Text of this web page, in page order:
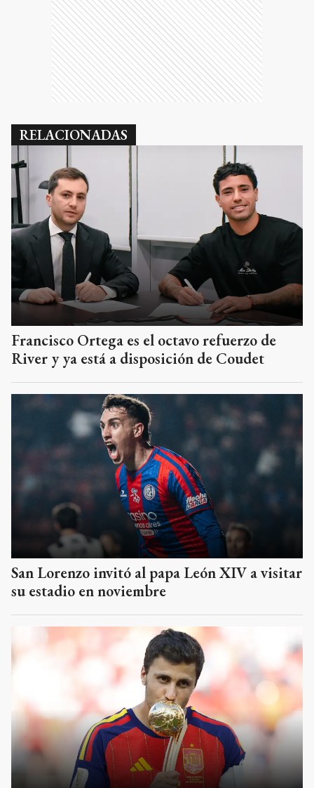
RELACIONADAS
Francisco Ortega es el octavo refuerzo de
River y ya está a disposición de Coudet
San Lorenzo invitó al papa León XIV a visitar
su estadio en noviembre